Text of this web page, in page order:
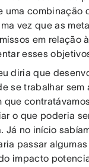
uma combinação
vez que as
em relação
esses
diria que
se trabalhar
o que poderia
Já no início
passar
impacto